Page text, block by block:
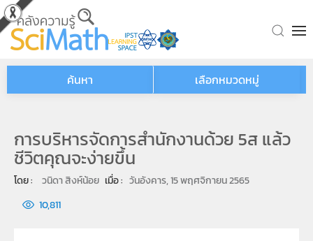
Skip to main content
ค้นหา เลือกหมวดหมู่
การบริหารจัดการสำนักงานด้วย 5ส แล้ว
ชีวิตคุณจะง่ายขึ้น
โดย : วนิดา สิงห์น้อย เมื่อ : วันอังคาร, 15 พฤศจิกายน 2565
10,811